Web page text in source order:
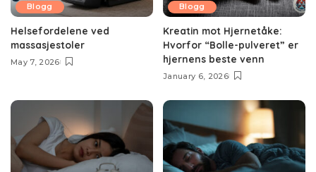
Blogg
Helsefordelene ved
massasjestoler
May 7, 2026
Blogg
Kreatin mot Hjernetåke:
Hvorfor “Bolle-pulveret” er
hjernens beste venn
January 6, 2026